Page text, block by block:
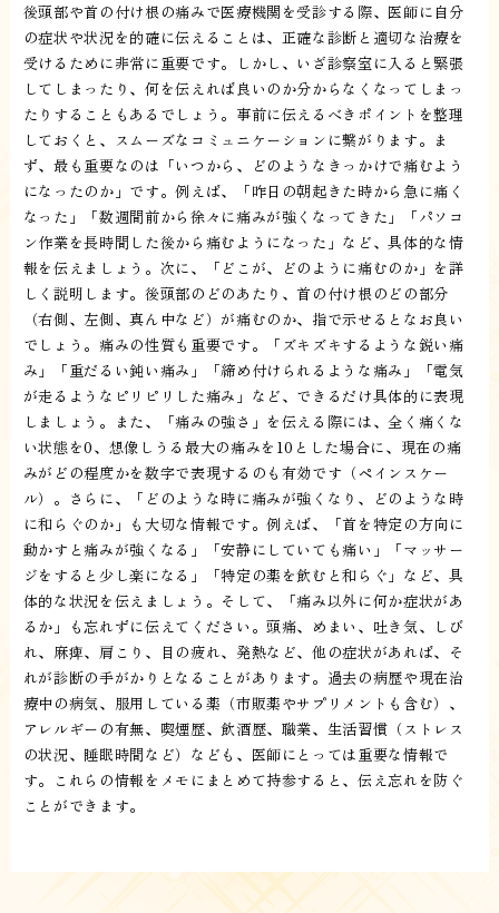
後頭部や首の付け根の痛みで医療機関を受診する際、医師に自分
の症状や状況を的確に伝えることは、正確な診断と適切な治療を
受けるために非常に重要です。しかし、いざ診察室に入ると緊張
してしまったり、何を伝えれば良いのか分からなくなってしまっ
たりすることもあるでしょう。事前に伝えるべきポイントを整理
しておくと、スムーズなコミュニケーションに繋がります。ま
ず、最も重要なのは「いつから、どのようなきっかけで痛むよう
になったのか」です。例えば、「昨日の朝起きた時から急に痛く
なった」「数週間前から徐々に痛みが強くなってきた」「パソコ
ン作業を長時間した後から痛むようになった」など、具体的な情
報を伝えましょう。次に、「どこが、どのように痛むのか」を詳
しく説明します。後頭部のどのあたり、首の付け根のどの部分
（右側、左側、真ん中など）が痛むのか、指で示せるとなお良い
でしょう。痛みの性質も重要です。「ズキズキするような鋭い痛
み」「重だるい鈍い痛み」「締め付けられるような痛み」「電気
が走るようなピリピリした痛み」など、できるだけ具体的に表現
しましょう。また、「痛みの強さ」を伝える際には、全く痛くな
い状態を0、想像しうる最大の痛みを10とした場合に、現在の痛
みがどの程度かを数字で表現するのも有効です（ペインスケー
ル）。さらに、「どのような時に痛みが強くなり、どのような時
に和らぐのか」も大切な情報です。例えば、「首を特定の方向に
動かすと痛みが強くなる」「安静にしていても痛い」「マッサー
ジをすると少し楽になる」「特定の薬を飲むと和らぐ」など、具
体的な状況を伝えましょう。そして、「痛み以外に何か症状があ
るか」も忘れずに伝えてください。頭痛、めまい、吐き気、しび
れ、麻痺、肩こり、目の疲れ、発熱など、他の症状があれば、そ
れが診断の手がかりとなることがあります。過去の病歴や現在治
療中の病気、服用している薬（市販薬やサプリメントも含む）、
アレルギーの有無、喫煙歴、飲酒歴、職業、生活習慣（ストレス
の状況、睡眠時間など）なども、医師にとっては重要な情報で
す。これらの情報をメモにまとめて持参すると、伝え忘れを防ぐ
ことができます。